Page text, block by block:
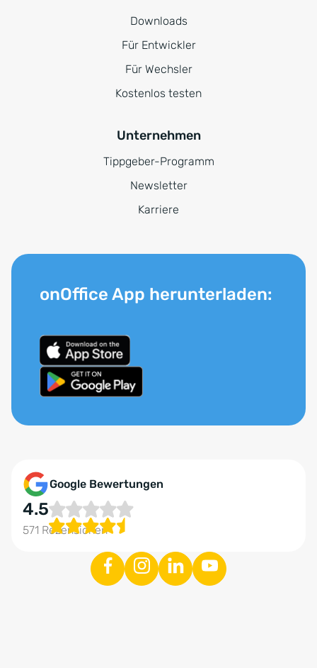
Downloads
Für Entwickler
Für Wechsler
Kostenlos testen
Unternehmen
Tippgeber-Programm
Newsletter
Karriere
Google Bewertungen
4.5
571 Rezensionen
onOffice App herunterladen: